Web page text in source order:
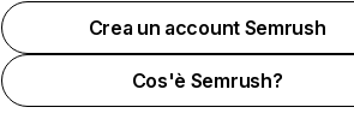
Crea un account Semrush
Cos'è Semrush?